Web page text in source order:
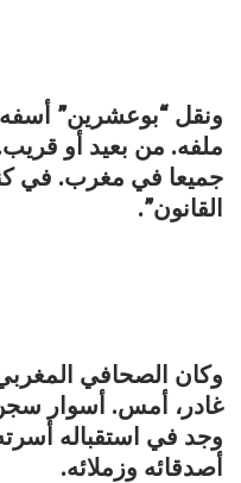
ونقل “بوعشرين”
ملفه. من بعيد أو
جميعا في مغرب. في
القانون”.
وكان الصحافي
وجد في استقباله
أصدقائه وزملائه.